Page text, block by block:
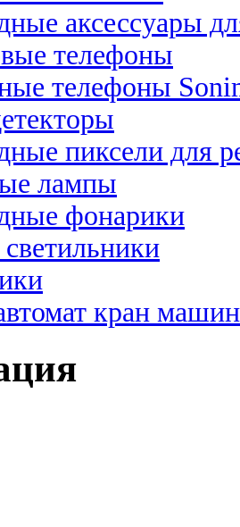
аксессуары
телефоны
телефоны
пиксели для
лампы
фонарики
кран